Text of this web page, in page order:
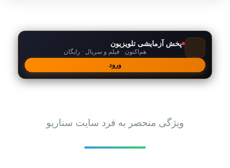
پخش آزمایشی تلویزیون
هم‌اکنون · فیلم و سریال · رایگان
ویژگی منحصر به فرد سایت سناریو